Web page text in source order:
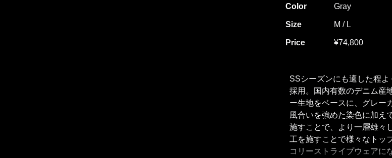
Color Gray
Size M / L
Price ¥74,800
SSシーズンにも適した程
採用。国内有数のデニム産
ー生地をベースに、グレー
風合いを強めた染色に加え
施すことで、より一層雄々
工を施すことで様々なトッ
コリーストライプウェアに